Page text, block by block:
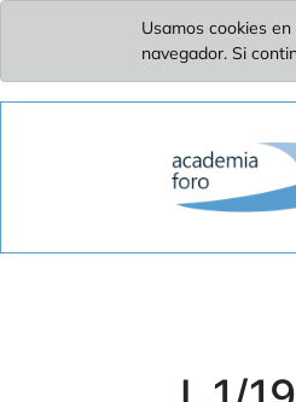
Usamos cookies
navegador. Si